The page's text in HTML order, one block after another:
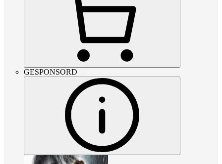
GESPONSORD